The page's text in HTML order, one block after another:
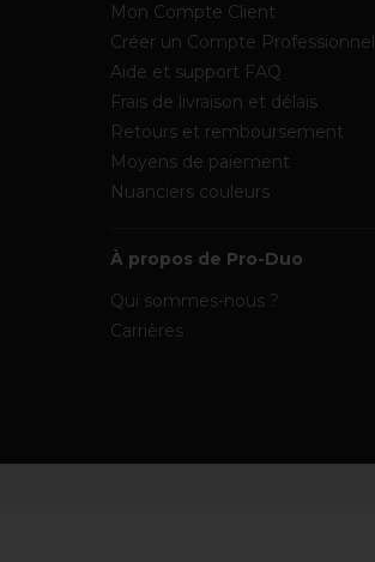
Mon Compte Client
Créer un Compte Professionnel
Aide et support FAQ
Frais de livraison et délais
Retours et remboursement
Moyens de paiement
Nuanciers couleurs
À propos de Pro-Duo
Qui sommes-nous ?
Carrières